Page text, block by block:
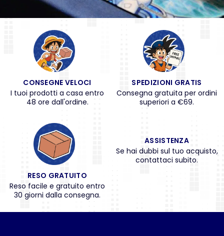
CONSEGNE VELOCI
I tuoi prodotti a casa entro
48 ore dall'ordine.
SPEDIZIONI GRATIS
Consegna gratuita per ordini
superiori a €69.
RESO GRATUITO
Reso facile e gratuito entro
30 giorni dalla consegna.
ASSISTENZA
Se hai dubbi sul tuo acquisto,
contattaci subito.